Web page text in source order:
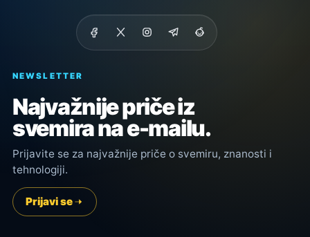
NEWSLETTER
Najvažnije priče iz
svemira na e-mailu.
Prijavite se za najvažnije priče o svemiru, znanosti i
tehnologiji.
Prijavi se